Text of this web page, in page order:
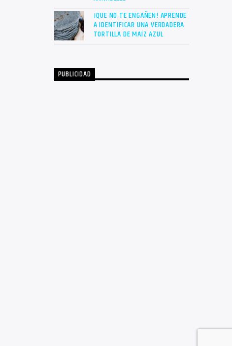
¡QUE NO TE ENGAÑEN! APRENDE
A IDENTIFICAR UNA VERDADERA
TORTILLA DE MAÍZ AZUL
PUBLICIDAD